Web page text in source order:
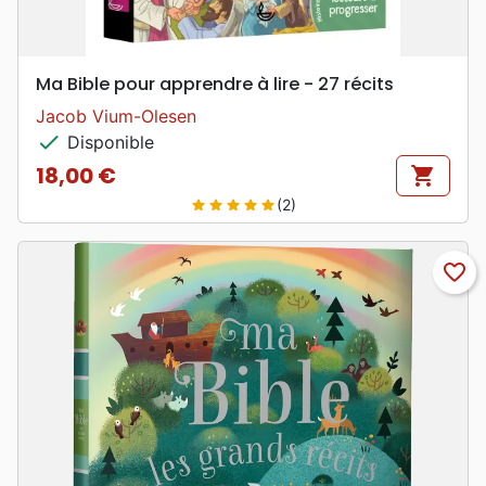
Ma Bible pour apprendre à lire - 27 récits
Jacob Vium-Olesen
check Disponible
Prix
18,00 € shopping_cart
star star star star star(2)
favorite_border